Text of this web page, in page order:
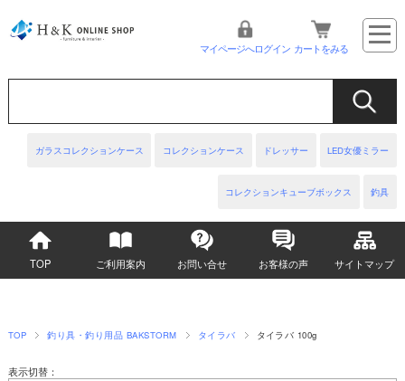
ガラスコレクションケース コレクションケース ドレッサー LED女優ミラー
コレクションキューブボックス 釣具
マイページへログイン カートをみる
TOP ご利用案内 お問い合せ お客様の声 サイトマップ
TOP 釣り具・釣り用品 BAKSTORM タイラバ タイラバ 100g
表示切替：